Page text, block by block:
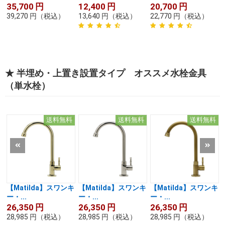
35,700 円
39,270 円 （税込）
12,400 円
13,640 円 （税込）
20,700 円
22,770 円 （税込）
★ 半埋め・上置き設置タイプ オススメ水栓金具
（単水栓）
送料無料
【Matilda】スワンキ
ー・...
26,350 円
28,985 円 （税込）
送料無料
【Matilda】スワンキ
ー・...
26,350 円
28,985 円 （税込）
送料無料
【Matilda】スワンキ
ー・...
26,350 円
28,985 円 （税込）